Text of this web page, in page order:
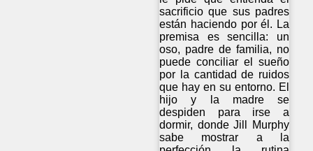
sacrificio que sus padres
están haciendo por él. La
premisa es sencilla: un
oso, padre de familia, no
puede conciliar el sueño
por la cantidad de ruidos
que hay en su entorno. El
hijo y la madre se
despiden para irse a
dormir, donde Jill Murphy
sabe mostrar a la